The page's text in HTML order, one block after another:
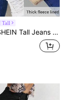
Tall
azules de mujer de cintura alta ceñidos, plus jeans de felpa para invierno, jeans térmicos de mujer de denim tipo peluche, joggers de mujer con forro polar, leggings de mujer con forro polar para invierno